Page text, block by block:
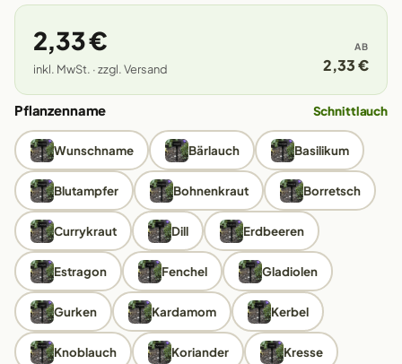
2,33 €
inkl. MwSt. · zzgl. Versand
AB
2,33 €
Pflanzenname Schnittlauch
Wunschname Bärlauch Basilikum
Blutampfer Bohnenkraut Borretsch
Currykraut Dill Erdbeeren
Estragon Fenchel Gladiolen
Gurken Kardamom Kerbel
Knoblauch Koriander Kresse